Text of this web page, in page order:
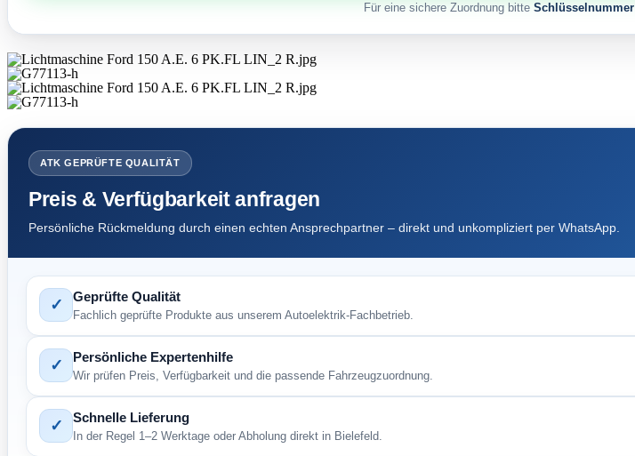
Für eine sichere Zuordnung bitte Schlüsselnummer
ATK GEPRÜFTE QUALITÄT
Preis & Verfügbarkeit anfragen
Persönliche Rückmeldung durch einen echten Ansprechpartner – direkt und unkompliziert per WhatsApp.
✓ Geprüfte Qualität
Fachlich geprüfte Produkte aus unserem Autoelektrik-Fachbetrieb.
✓ Persönliche Expertenhilfe
Wir prüfen Preis, Verfügbarkeit und die passende Fahrzeugzuordnung.
✓ Schnelle Lieferung
In der Regel 1–2 Werktage oder Abholung direkt in Bielefeld.